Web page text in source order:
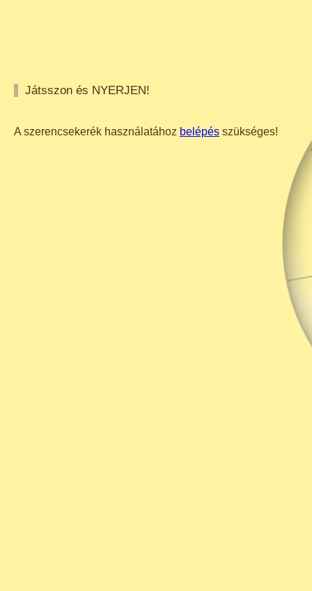
Játsszon és NYERJEN!
A szerencsekerék használatához belépés szükséges!